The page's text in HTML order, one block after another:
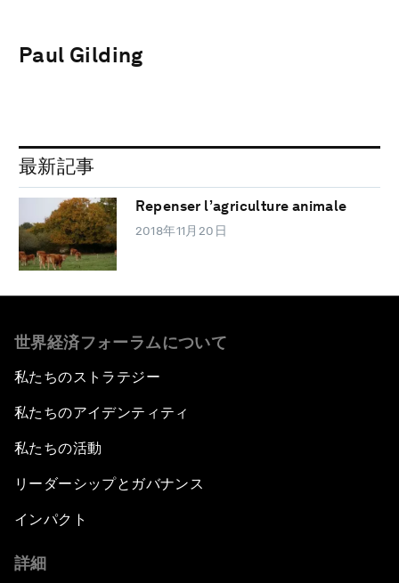
Paul Gilding
最新記事
Repenser l’agriculture animale
2018年11月20日
世界経済フォーラムについて
私たちのストラテジー
私たちのアイデンティティ
私たちの活動
リーダーシップとガバナンス
インパクト
詳細